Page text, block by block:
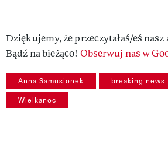
Dziękujemy, że przeczytałaś/eś nasz
Bądź na bieżąco! Obserwuj nas w
Anna Samusionek breaking news
Wielkanoc